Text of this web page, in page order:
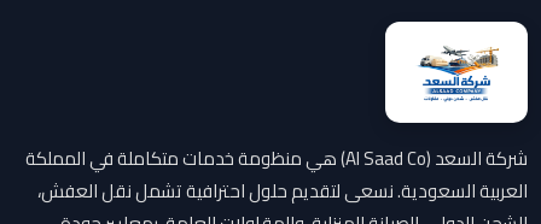
شركة السعد (Al Saad Co) هي منظومة خدمات متكاملة في المملكة
العربية السعودية. نسعى لتقديم حلول احترافية تشمل نقل العفش،